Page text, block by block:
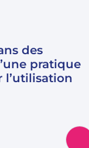
des
pratique
l’utilisation